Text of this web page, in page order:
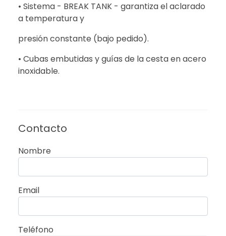
• Sistema - BREAK TANK - garantiza el aclarado
a temperatura y
presión constante (bajo pedido).
• Cubas embutidas y guías de la cesta en acero
inoxidable.
Contacto
Nombre
Email
Teléfono